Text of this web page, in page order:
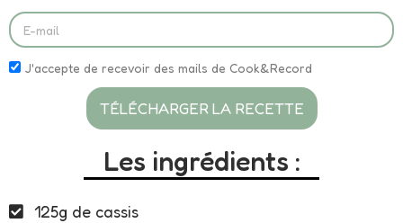
J'accepte de recevoir des mails de Cook&Record
TÉLÉCHARGER LA RECETTE
Les ingrédients :
125g de cassis